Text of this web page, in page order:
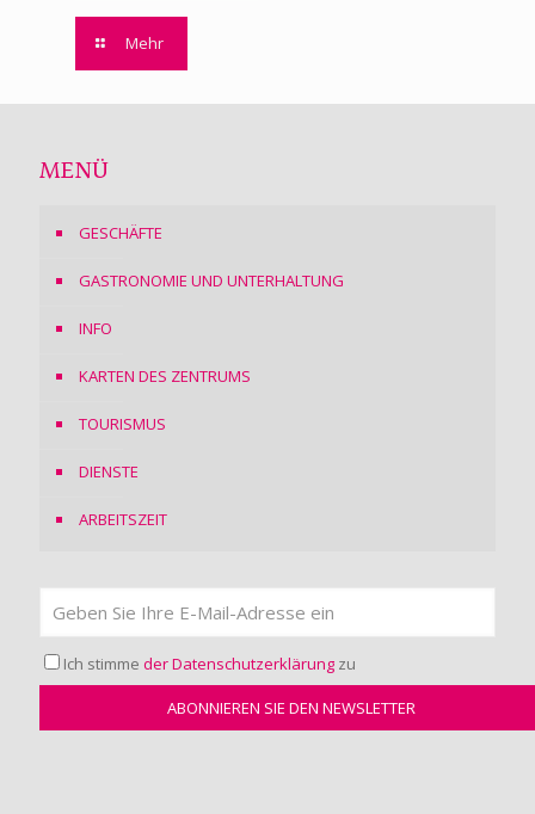
Mehr
MENÜ
GESCHÄFTE
GASTRONOMIE UND UNTERHALTUNG
INFO
KARTEN DES ZENTRUMS
TOURISMUS
DIENSTE
ARBEITSZEIT
Ich stimme der Datenschutzerklärung zu